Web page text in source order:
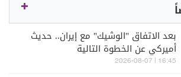
بعد الاتفاق "الوشيك" مع إيران.. حديث
أميركي عن الخطوة التالية
16:45 | 2026-08-07